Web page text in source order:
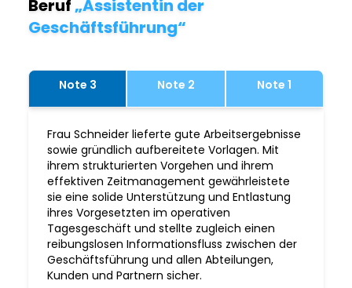
Beruf„Assistentin der
Geschäftsführung“
Note 3 Note 2 Note 1
Frau Schneider lieferte gute Arbeitsergebnisse
sowie gründlich aufbereitete Vorlagen. Mit
ihrem strukturierten Vorgehen und ihrem
effektiven Zeitmanagement gewährleistete
sie eine solide Unterstützung und Entlastung
ihres Vorgesetzten im operativen
Tagesgeschäft und stellte zugleich einen
reibungslosen Informationsfluss zwischen der
Geschäftsführung und allen Abteilungen,
Kunden und Partnern sicher.